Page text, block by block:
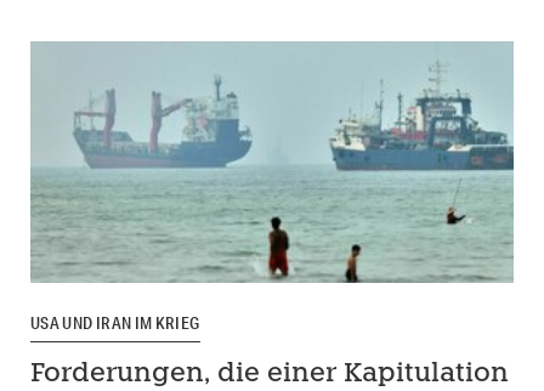
USA UND IRAN IM KRIEG
Forderungen, die einer Kapitulation